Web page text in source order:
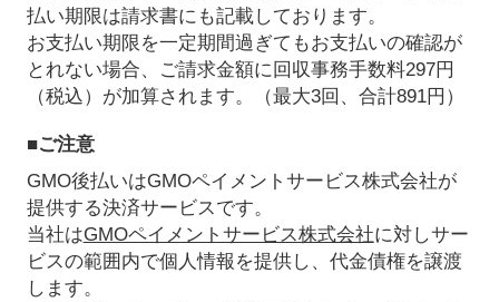
払い期限は請求書にも記載しております。
お支払い期限を一定期間過ぎてもお支払いの確認が
とれない場合、ご請求金額に回収事務手数料297円
（税込）が加算されます。（最大3回、合計891円）
■ご注意
GMO後払いはGMOペイメントサービス株式会社が
提供する決済サービスです。
当社はGMOペイメントサービス株式会社に対しサー
ビスの範囲内で個人情報を提供し、代金債権を譲渡
します。